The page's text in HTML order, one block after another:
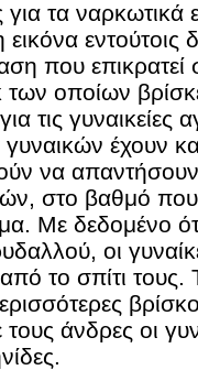
τα ναρκωτικά
εντούτοις
που επικρατεί
των οποίων
τις γυναικείες
έχουν
να
στο βαθμό που
Με δεδομένο ότι
οι
το σπίτι
άνδρες οι